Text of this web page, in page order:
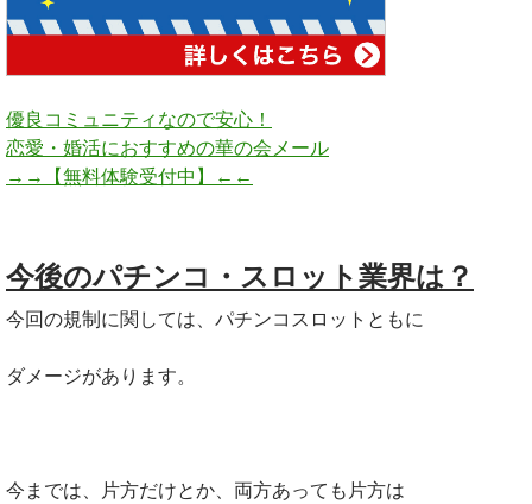
優良コミュニティなので安心！
恋愛・婚活におすすめの華の会メール
→→【無料体験受付中】←←
今後のパチンコ・スロット業界は？
今回の規制に関しては、パチンコスロットともに
ダメージがあります。
今までは、片方だけとか、両方あっても片方は